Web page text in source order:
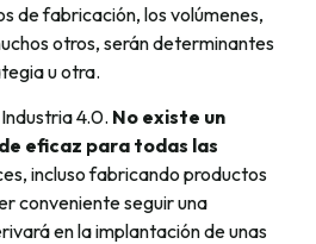
de fabricación, los volúmenes,
otros, serán determinantes
u otra.
4.0. No existe un
eficaz para todas las
incluso fabricando productos
conveniente seguir una
en la implantación de unas